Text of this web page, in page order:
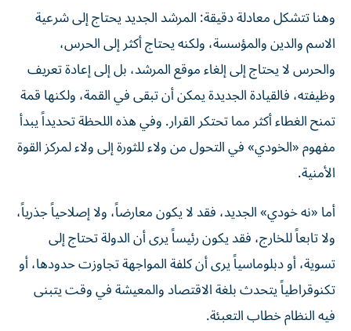
وهنا تتشكل معادلة دقيقة: المرشد الجديد يحتاج إلى شرعية
الاسم والدين والمؤسسة، ولكنه يحتاج أكثر إلى الحرس،
والحرس لا يحتاج إلى إلغاء موقع المرشد، بل إلى إعادة تعريف
وظيفته، فالقيادة الجديدة يمكن أن تبقى في القمة، ولكنها قمة
تمنح الغطاء أكثر مما تحتكر القرار. وفي هذه اللحظة تحديداً يبدأ
مفهوم «الخودي» في التحول من ولاء للثورة إلى ولاء لمركز القوة
الأمنية.
أما «نه خودي» الجديد، فقد لا يكون معارضاً، ولا إصلاحياً جذرياً،
ولا تابعاً للخارج، فقد يكون رئيساً يرى أن الدولة تحتاج إلى
تسوية، أو دبلوماسياً يرى أن كلفة المواجهة تجاوزت حدودها، أو
تكنوقراطياً يتحدث بلغة الاقتصاد والمعيشة في وقت يتبنى
فيه النظام خطاب التعبئة.